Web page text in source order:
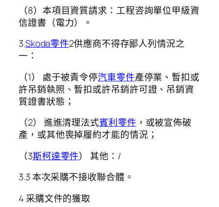
（8）本項目資質請求：工程咨詢單位甲級資
信證書（電力）。
3.Skoda零件2供應商不得存鄙人列情況之
一：
（1） 處于被責令停汽車零件產停業、暫扣或
許吊銷執照、暫扣或許吊銷許可證、吊銷資
質證書狀態；
（2） 進進清理法式賓利零件 ，或被宣佈破
產，或其他喪掉履約才能的情況；
（3斯柯達零件） 其他：/
3.3 本次采購不接收聯合體。
4 采購文件的獲取